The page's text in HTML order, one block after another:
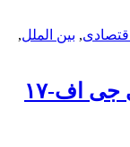
اقتصادی, بین الملل,
جمهوری آذربایجان جنگنده های جی اف-۱۷